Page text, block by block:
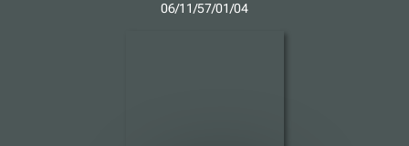
06/11/57/01/04